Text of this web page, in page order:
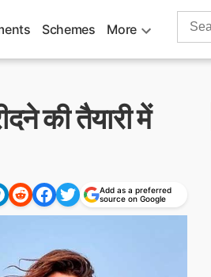
Schemes More
Search
की तैयारी में
Add as a preferred
source on Google